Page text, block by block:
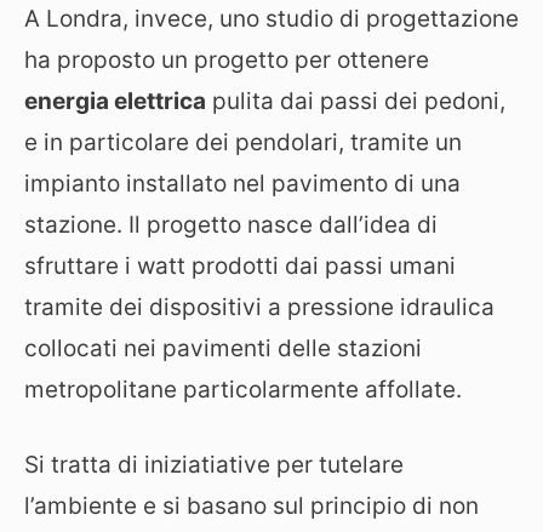
A Londra, invece, uno studio di progettazione
ha proposto un progetto per ottenere
energia elettrica pulita dai passi dei pedoni,
e in particolare dei pendolari, tramite un
impianto installato nel pavimento di una
stazione. Il progetto nasce dall’idea di
sfruttare i watt prodotti dai passi umani
tramite dei dispositivi a pressione idraulica
collocati nei pavimenti delle stazioni
metropolitane particolarmente affollate.
Si tratta di iniziatiative per tutelare
l’ambiente e si basano sul principio di non